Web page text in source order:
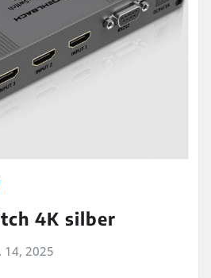
4K silber
14, 2025